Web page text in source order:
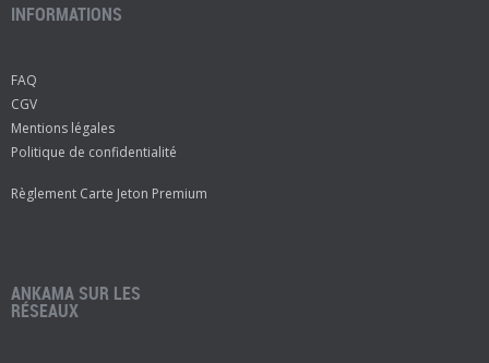
INFORMATIONS
FAQ
CGV
Mentions légales
Politique de confidentialité
Règlement Carte Jeton Premium
ANKAMA SUR LES
RÉSEAUX